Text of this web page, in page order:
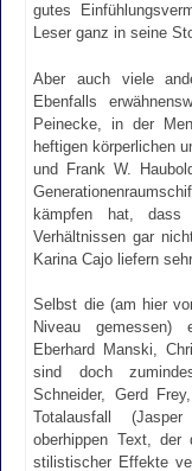
gutes
Leser ganz in seine
Aber auch viele
Ebenfalls
Peinecke, in der
heftigen körperlichen
und Frank W.
kämpfen hat, dass
Verhältnissen gar
Karina Cajo liefern
Selbst die (am hier
Niveau gemessen)
Eberhard Manski,
sind doch
Schneider, Gerd
Totalausfall
oberhippen Text, der
stilistischer Effekte